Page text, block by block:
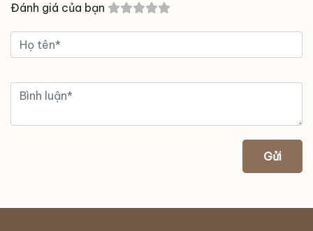
Đánh giá của bạn
Gửi